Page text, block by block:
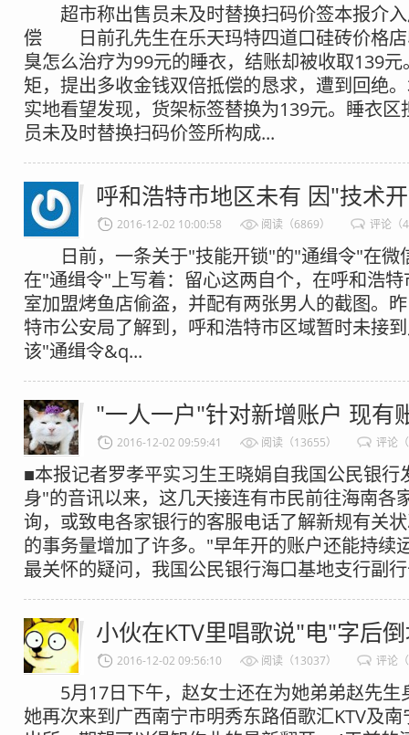
超市称出售员未及时替换扫码价签本报介入
偿 日前孔先生在乐天玛特四道口硅砖价格店
臭怎么治疗为99元的睡衣，结账却被收取139
矩，提出多收金钱双倍抵偿的恳求，遭到回绝
实地看望发现，货架标签替换为139元。睡衣区
员未及时替换扫码价签所构成...
呼和浩特市地区未有 因"技术
2016-12-02 10:00:58 阅读（6869） 评论（
日前，一条关于"技能开锁"的"通缉令"在微
在"通缉令"上写着：留心这两自个，在呼和浩
室加盟烤鱼店偷盗，并配有两张男人的截图。
特市公安局了解到，呼和浩特市区域暂时未接
该"通缉令&q...
"一人一户"针对新增账户 现有
2016-12-02 09:59:41 阅读（13655） 评论
■本报记者罗孝平实习生王晓娟自我国公民银行
身"的音讯以来，这几天接连有市民前往海南各
询，或致电各家银行的客服电话了解新规有关
的事务量增加了许多。"早年开的账户还能持续
最关怀的疑问，我国公民银行海口基地支行副
小伙在KTV里唱歌说"电"字后
2016-12-02 09:56:10 阅读（13037） 评论
5月17日下午，赵女士还在为她弟弟赵先生
她再次来到广西南宁市明秀东路佰歌汇KTV及